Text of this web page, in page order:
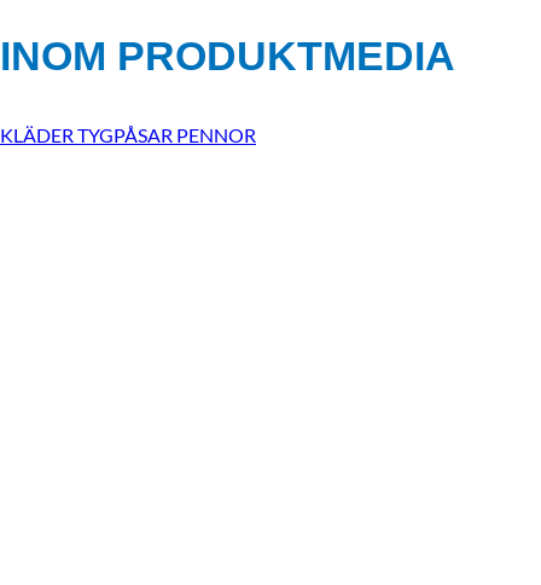
INOM PRODUKTMEDIA
KLÄDER TYGPÅSAR PENNOR